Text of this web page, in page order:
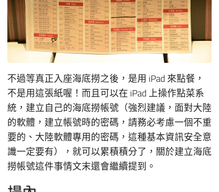
不過等真正入座海底撈之後，是用 iPad 來點餐，
不是用這張紙喔！而且可以在 iPad 上操作點菜系
統，建立自己的海底撈帳號（強烈建議，面對大陸
的軟體，建立帳號時的密碼，請務必考慮一個不重
要的、大陸軟體專用的密碼，這種基本資訊安全意
識一定要有），就可以累積積分了，關於建立海底
撈帳號這件事情文末還會繼續提到。